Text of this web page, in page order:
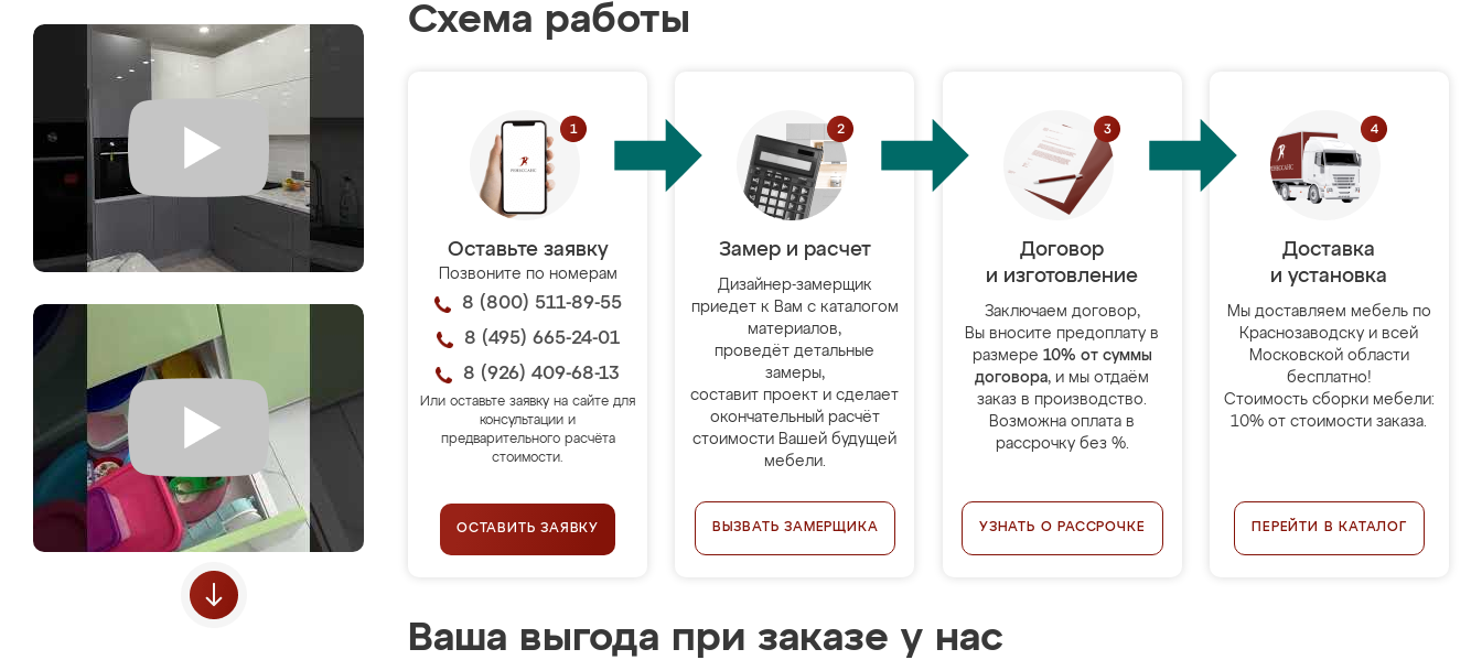
Схема работы
Оставьте заявку
Позвоните по номерам
8 (800) 511-89-55
8 (495) 665-24-01
8 (926) 409-68-13
Или оставьте заявку на сайте для
консультации и
предварительного расчёта
стоимости.
ОСТАВИТЬ ЗАЯВКУ
Замер и расчет
Дизайнер-замерщик
приедет к Вам с каталогом
материалов,
проведёт детальные
замеры,
составит проект и сделает
окончательный расчёт
стоимости Вашей будущей
мебели.
ВЫЗВАТЬ ЗАМЕРЩИКА
Договор
и изготовление
Заключаем договор,
Вы вносите предоплату в
размере 10% от суммы
договора, и мы отдаём
заказ в производство.
Возможна оплата в
рассрочку без %.
УЗНАТЬ О РАССРОЧКЕ
Доставка
и установка
Мы доставляем мебель по
Краснозаводску и всей
Московской области
бесплатно!
Стоимость сборки мебели:
10% от стоимости заказа.
ПЕРЕЙТИ В КАТАЛОГ
Ваша выгода при заказе у нас